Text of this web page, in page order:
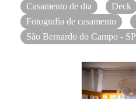
Casamento de dia
Deck
Fotografia de casamento
São Bernardo do Campo - SP